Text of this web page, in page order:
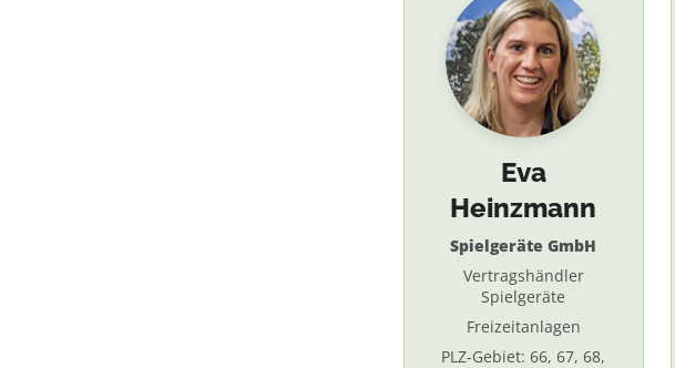
Eva
Heinzmann
Spielgeräte GmbH
Vertragshändler
Spielgeräte
Freizeitanlagen
PLZ-Gebiet: 66, 67, 68,